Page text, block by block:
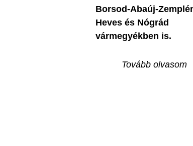
Borsod-Abaúj-
Heves és Nógrád
vármegyékben is.
Tovább olvasom